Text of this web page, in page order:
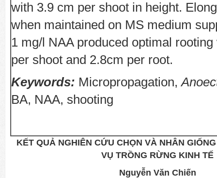
with 3.9 cm per shoot in height.
when maintained on MS medium
1 mg/l NAA produced optimal
per shoot and 2.8cm per root.
Keywords: Micropropagation,
BA, NAA, shooting
KẾT QUẢ NGHIÊN CỨU CHỌN VÀ NHÂN
VỤ TRỒNG RỪNG KINH TẾ
Nguyễn Văn Chiến